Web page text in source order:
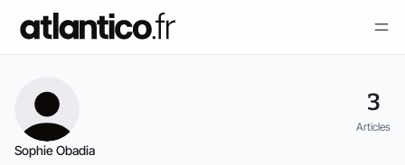
3
Articles
Sophie Obadia